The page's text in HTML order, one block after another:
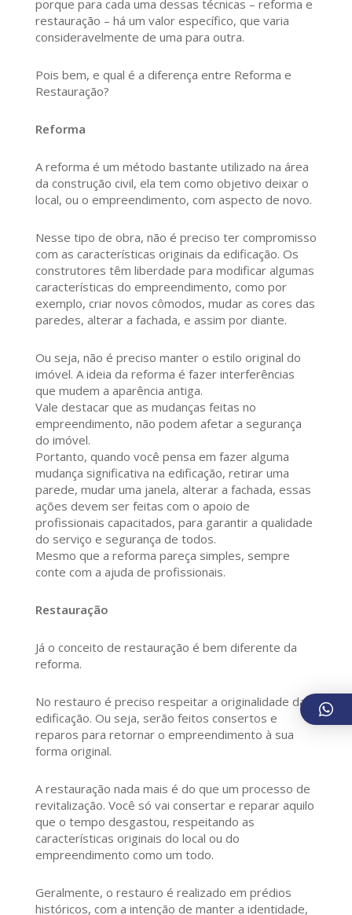
porque para cada uma dessas técnicas – reforma e
restauração – há um valor específico, que varia
consideravelmente de uma para outra.
Pois bem, e qual é a diferença entre Reforma e
Restauração?
Reforma
A reforma é um método bastante utilizado na área
da construção civil, ela tem como objetivo deixar o
local, ou o empreendimento, com aspecto de novo.
Nesse tipo de obra, não é preciso ter compromisso
com as características originais da edificação. Os
construtores têm liberdade para modificar algumas
características do empreendimento, como por
exemplo, criar novos cômodos, mudar as cores das
paredes, alterar a fachada, e assim por diante.
Ou seja, não é preciso manter o estilo original do
imóvel. A ideia da reforma é fazer interferências
que mudem a aparência antiga.
Vale destacar que as mudanças feitas no
empreendimento, não podem afetar a segurança
do imóvel.
Portanto, quando você pensa em fazer alguma
mudança significativa na edificação, retirar uma
parede, mudar uma janela, alterar a fachada, essas
ações devem ser feitas com o apoio de
profissionais capacitados, para garantir a qualidade
do serviço e segurança de todos.
Mesmo que a reforma pareça simples, sempre
conte com a ajuda de profissionais.
Restauração
Já o conceito de restauração é bem diferente da
reforma.
No restauro é preciso respeitar a originalidade da
edificação. Ou seja, serão feitos consertos e
reparos para retornar o empreendimento à sua
forma original.
A restauração nada mais é do que um processo de
revitalização. Você só vai consertar e reparar aquilo
que o tempo desgastou, respeitando as
características originais do local ou do
empreendimento como um todo.
Geralmente, o restauro é realizado em prédios
históricos, com a intenção de manter a identidade,